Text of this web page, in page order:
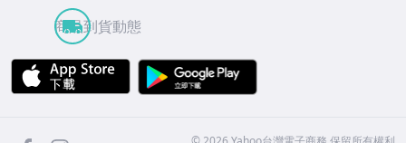
商品到貨動態
APP Store